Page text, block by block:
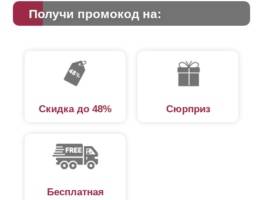
Получи промокод на:
Скидка до 48% Сюрприз
Бесплатная